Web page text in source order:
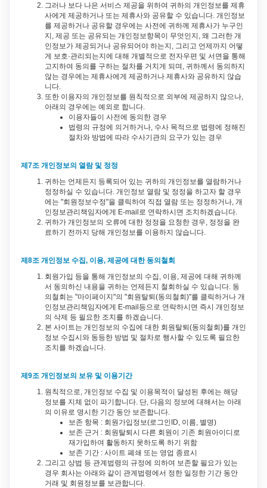
그러나 보다 나은 서비스 제공을 위하여 귀하의 개인정보를 제휴
사에게 제공하거나 또는 제휴사와 공유할 수 있습니다. 개인정보
를 제공하거나 공유할 경우에는 사전에 귀하께 제휴사가 누구인
지, 제공 또는 공유되는 개인정보항목이 무엇인지, 왜 그러한 개
인정보가 제공되거나 공유되어야 하는지, 그리고 언제까지 어떻
게 보호·관리되는지에 대해 개별적으로 전자우편 및 서면을 통해
고지하여 동의를 구하는 절차를 거치게 되며, 귀하께서 동의하지
않는 경우에는 제휴사에게 제공하거나 제휴사와 공유하지 않습
니다.
또한 이용자의 개인정보를 원칙적으로 외부에 제공하지 않으나,
아래의 경우에는 예외로 합니다.
이용자들이 사전에 동의한 경우
법령의 규정에 의거하거나, 수사 목적으로 법령에 정해진
절차와 방법에 따라 수사기관의 요구가 있는 경우
제7조 개인정보의 열람 및 정정
귀하는 언제든지 등록되어 있는 귀하의 개인정보를 열람하거나
정정하실 수 있습니다. 개인정보 열람 및 정정을 하고자 할 경우
에는 "회원정보수정"을 클릭하여 직접 열람 또는 정정하거나, 개
인정보관리책임자에게 E-mail로 연락하시면 조치하겠습니다.
귀하가 개인정보의 오류에 대한 정정을 요청한 경우, 정정을 완
료하기 전까지 당해 개인정보를 이용하지 않습니다.
제8조 개인정보 수집, 이용, 제공에 대한 동의철회
회원가입 등을 통해 개인정보의 수집, 이용, 제공에 대해 귀하께
서 동의하신 내용을 귀하는 언제든지 철회하실 수 있습니다. 동
의철회는 "마이페이지"의 "회원탈퇴(동의철회)"를 클릭하거나 개
인정보관리책임자에게 E-mail등으로 연락하시면 즉시 개인정보
의 삭제 등 필요한 조치를 하겠습니다.
본 사이트는 개인정보의 수집에 대한 회원탈퇴(동의철회)를 개인
정보 수집시와 동등한 방법 및 절차로 행사할 수 있도록 필요한
조치를 하겠습니다.
제9조 개인정보의 보유 및 이용기간
원칙적으로, 개인정보 수집 및 이용목적이 달성된 후에는 해당
정보를 지체 없이 파기합니다. 단, 다음의 정보에 대해서는 아래
의 이유로 명시한 기간 동안 보존합니다.
보존 항목 : 회원가입정보(로그인ID, 이름, 별명)
보존 근거 : 회원탈퇴시 다른 회원이 기존 회원아이디로
재가입하여 활동하지 못하도록 하기 위함
보존 기간 : 사이트 폐쇄 또는 영업 종료시
그리고 상법 등 관계법령의 규정에 의하여 보존할 필요가 있는
경우 회사는 아래와 같이 관계법령에서 정한 일정한 기간 동안
거래 및 회원정보를 보관합니다.